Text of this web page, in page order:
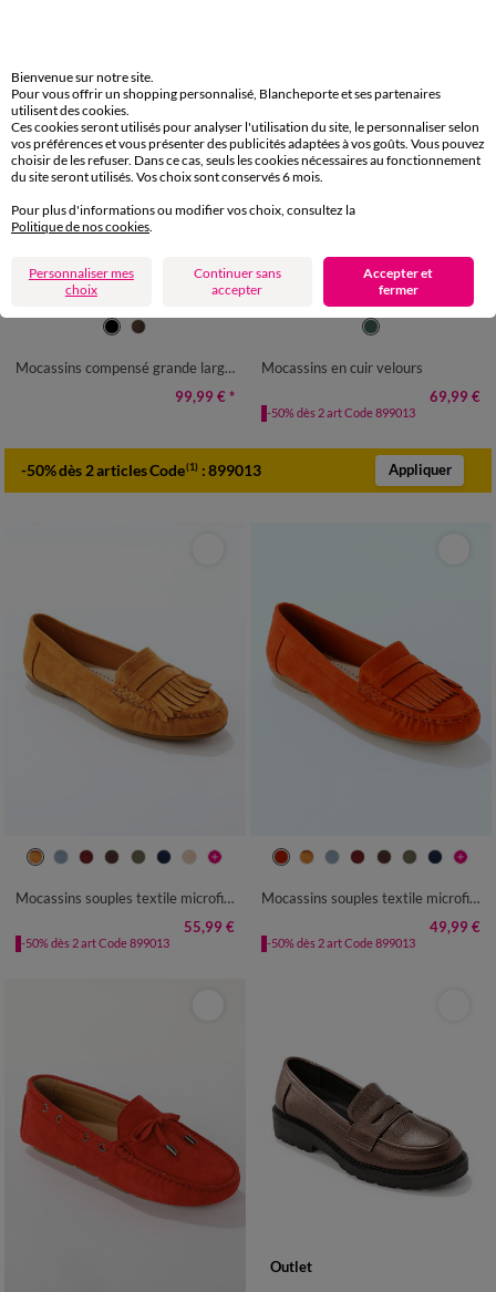
Fabriqué en UE
38 39
Mocassins compensé grande largeur
99,99 € *
38 39
Mocassins en cuir velours
69,99 €
-50% dès 2 art Code 899013
-50% dès 2 articles Code(1) :899013 Appliquer
36 37 38 39 40 41 42
Mocassins souples textile microfibre
55,99 €
-50% dès 2 art Code 899013
36 37 38 39 40 41 42
Mocassins souples textile microfibre
49,99 €
-50% dès 2 art Code 899013
Outlet
Bienvenue sur notre site.
Pour vous offrir un shopping personnalisé, Blancheporte et ses partenaires
utilisent des cookies.
Ces cookies seront utilisés pour analyser l'utilisation du site, le personnaliser selon
vos préférences et vous présenter des publicités adaptées à vos goûts. Vous pouvez
choisir de les refuser. Dans ce cas, seuls les cookies nécessaires au fonctionnement
du site seront utilisés. Vos choix sont conservés 6 mois.
Pour plus d'informations ou modifier vos choix, consultez la
Politique de nos cookies
Personnaliser mes
choix
Continuer sans
accepter
Accepter et
fermer